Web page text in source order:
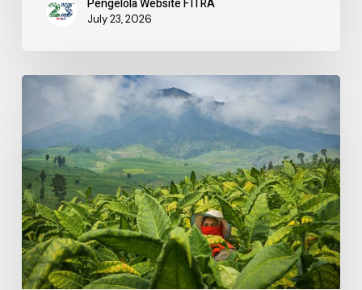
Pengelola Website FITRA
July 23, 2026